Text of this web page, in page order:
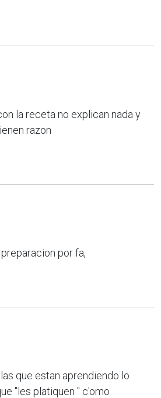
la receta no explican nada y
razon
por fa,
que estan aprendiendo lo
"les platiquen " c'omo